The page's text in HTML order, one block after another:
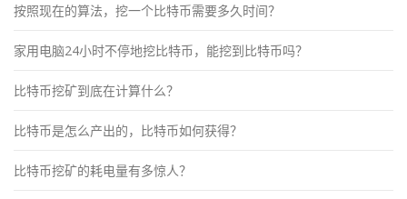
按照现在的算法，挖一个比特币需要多久时间？
家用电脑24小时不停地挖比特币，能挖到比特币吗？
比特币挖矿到底在计算什么？
比特币是怎么产出的，比特币如何获得？
比特币挖矿的耗电量有多惊人？